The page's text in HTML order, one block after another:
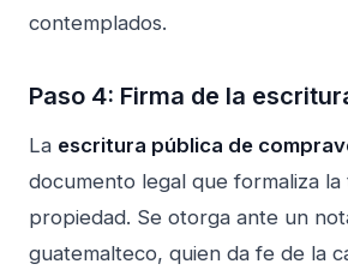
contemplados.
Paso 4: Firma de la
La escritura pública de
documento legal que formaliza
propiedad. Se otorga ante un
guatemalteco, quien da fe de la